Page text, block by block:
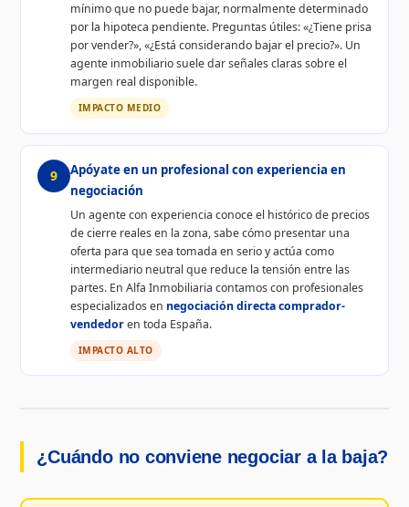
mínimo que no puede bajar, normalmente determinado
por la hipoteca pendiente. Preguntas útiles: «¿Tiene prisa
por vender?», «¿Está considerando bajar el precio?». Un
agente inmobiliario suele dar señales claras sobre el
margen real disponible.
IMPACTO MEDIO
9
Apóyate en un profesional con experiencia en
negociación
Un agente con experiencia conoce el histórico de precios
de cierre reales en la zona, sabe cómo presentar una
oferta para que sea tomada en serio y actúa como
intermediario neutral que reduce la tensión entre las
partes. En Alfa Inmobiliaria contamos con profesionales
especializados en negociación directa comprador-
vendedoren toda España.
IMPACTO ALTO
¿Cuándo no conviene negociar a la baja?